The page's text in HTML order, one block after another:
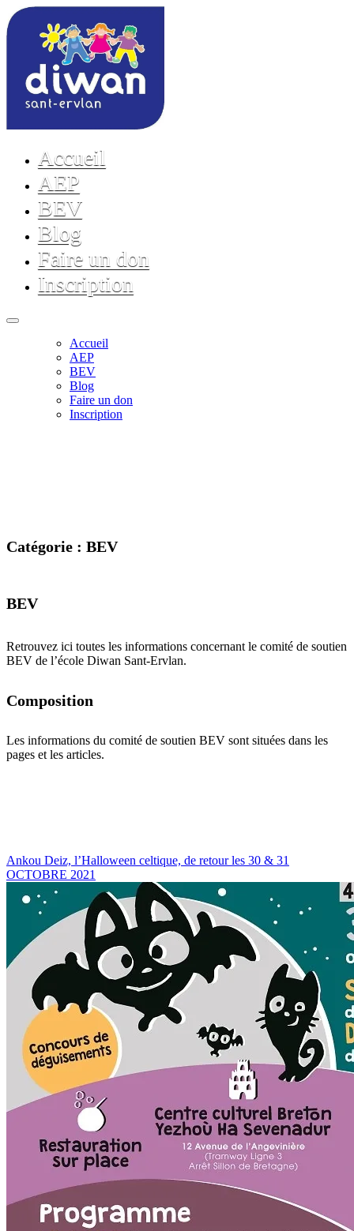
Accueil
AEP
BEV
Blog
Faire un don
Inscription
Accueil
AEP
BEV
Blog
Faire un don
Inscription
Catégorie : BEV
BEV
Retrouvez ici toutes les informations concernant le comité de soutien
BEV de l’école Diwan Sant-Ervlan.
Composition
Les informations du comité de soutien BEV sont situées dans les
pages et les articles.
Ankou Deiz, l’Halloween celtique, de retour les 30 & 31
OCTOBRE 2021